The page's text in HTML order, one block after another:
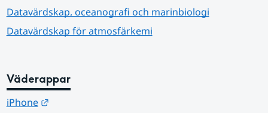
Datavärdskap, oceanografi och marinbiologi
Datavärdskap för atmosfärkemi
Väderappar
iPhone Länk till annan webbplats.